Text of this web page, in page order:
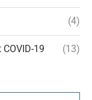
(4)
19 (13)